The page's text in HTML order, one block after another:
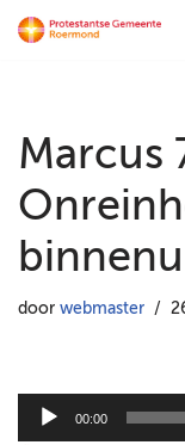
inhoud
Marcus
door webmaster
00:00